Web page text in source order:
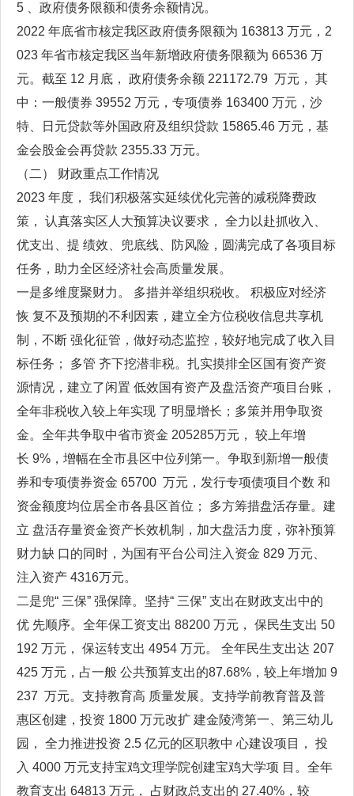
5 、政府债务限额和债务余额情况。
2022 年底省市核定我区政府债务限额为 163813 万元，2
023 年省市核定我区当年新增政府债务限额为 66536 万
元。截至 12 月底， 政府债务余额 221172.79 万元， 其
中：一般债券 39552 万元，专项债券 163400 万元，沙
特、日元贷款等外国政府及组织贷款 15865.46 万元，基
金会股金会再贷款 2355.33 万元。
（二） 财政重点工作情况
2023 年度， 我们积极落实延续优化完善的减税降费政
策， 认真落实区人大预算决议要求， 全力以赴抓收入、
优支出、提 绩效、兜底线、防风险，圆满完成了各项目标
任务，助力全区经济社会高质量发展。
一是多维度聚财力。 多措并举组织税收。 积极应对经济
恢 复不及预期的不利因素，建立全方位税收信息共享机
制，不断 强化征管，做好动态监控，较好地完成了收入目
标任务； 多管 齐下挖潜非税。扎实摸排全区国有资产资
源情况，建立了闲置 低效国有资产及盘活资产项目台账，
全年非税收入较上年实现 了明显增长；多策并用争取资
金。全年共争取中省市资金 205285万元， 较上年增
长 9%，增幅在全市县区中位列第一。争取到新增一般债
券和专项债券资金 65700 万元，发行专项债项目个数 和
资金额度均位居全市各县区首位； 多方筹措盘活存量。建
立 盘活存量资金资产长效机制，加大盘活力度，弥补预算
财力缺 口的同时，为国有平台公司注入资金 829 万元、
注入资产 4316万元。
二是兜“ 三保” 强保障。坚持“ 三保” 支出在财政支出中的
优 先顺序。全年保工资支出 88200 万元， 保民生支出 50
192 万元， 保运转支出 4954 万元。 全年民生支出达 207
425 万元，占一般 公共预算支出的87.68%，较上年增加 9
237 万元。支持教育高 质量发展。支持学前教育普及普
惠区创建，投资 1800 万元改扩 建金陵湾第一、第三幼儿
园， 全力推进投资 2.5 亿元的区职教中 心建设项目， 投
入 4000 万元支持宝鸡文理学院创建宝鸡大学项 目。全年
教育支出 64813 万元， 占财政总支出的 27.40%，较